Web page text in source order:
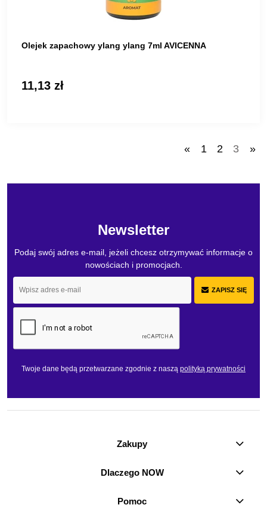
Olejek zapachowy ylang ylang 7ml AVICENNA
11,13 zł
« 1 2 3 »
Newsletter
Podaj swój adres e-mail, jeżeli chcesz otrzymywać informacje o
nowościach i promocjach.
ZAPISZ SIĘ
Twoje dane będą przetwarzane zgodnie z naszą polityką prywatności
Zakupy
Dlaczego NOW
Pomoc